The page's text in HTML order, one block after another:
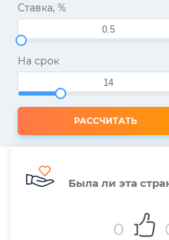
Ставка, %
На срок
РАССЧИТАТЬ
Была ли эта
0